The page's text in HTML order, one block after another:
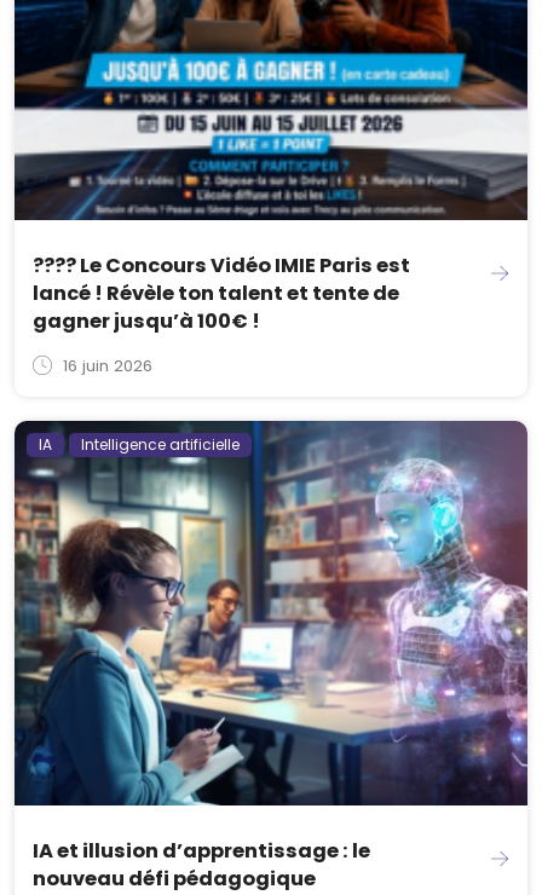
???? Le Concours Vidéo IMIE Paris est
lancé ! Révèle ton talent et tente de
gagner jusqu’à 100€ !
16 juin 2026
IA Intelligence artificielle
IA et illusion d’apprentissage : le
nouveau défi pédagogique